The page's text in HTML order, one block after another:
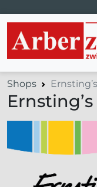
Shops